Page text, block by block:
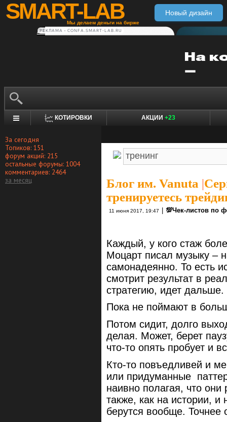
SMART-LAB
Мы делаем деньги на бирже
Новый дизайн
РЕКЛАМА • CONFA.SMART-LAB.RU
КОТИРОВКИ АКЦИИ +23
За сегодня
Топиков: 151
форум акций: 215
остальные форумы: 1004
комментариев: 2464
за месяц
Блог им. Vanuta |
тренируетесь
11 июня 2017, 19:47 💯Чек-листов по
Каждый, у кого стаж
Моцарт писал музыку –
самонадеянно. То есть
смотрит результат в
стратегию, идет дальше.
Пока не поймают в
Потом сидит, долго
делая. Может, берет
что-то опять пробует и
Кто-то повъедливей и
или придуманные
наивно полагая, что
также, как на истории, и
берутся вообще. Точнее